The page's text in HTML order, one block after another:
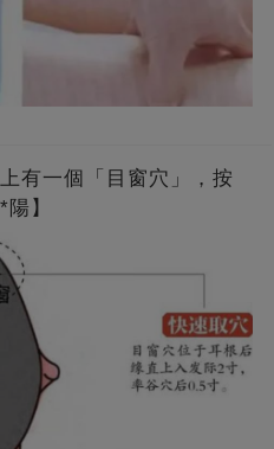
有一個「目窗穴」，按
】